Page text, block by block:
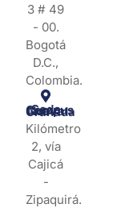
3 # 49
- 00.
Bogotá
D.C.,
Colombia.
Sede Campus Nueva Granada
Kilómetro
2, vía
Cajicá
-
Zipaquirá.